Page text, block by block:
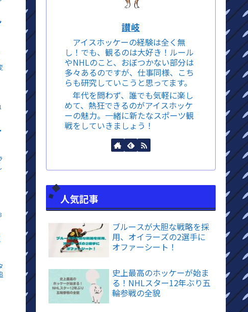
讃岐
アイスホッケーの経験は全く無
し！でも、観るのは大好き！ルール
やNHLのこと、おぼつかない部分は
多々あるのですが、仕事同様、こち
らも研究していこうと思ってます。
年代を問わず、誰でも気軽に楽し
めて、熱狂できるのがアイスホッケ
ーの魅力。一緒に新たなスポーツ観
戦をしていきましょう！
人気記事
ブルースが大胆な戦略を採
用、オイラーズの2選手に
オファーシート！
史上最高のホッケーが始ま
る！NHLスター12年ぶり五
輪参戦の全貌